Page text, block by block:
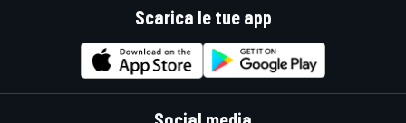
Scarica le tue app